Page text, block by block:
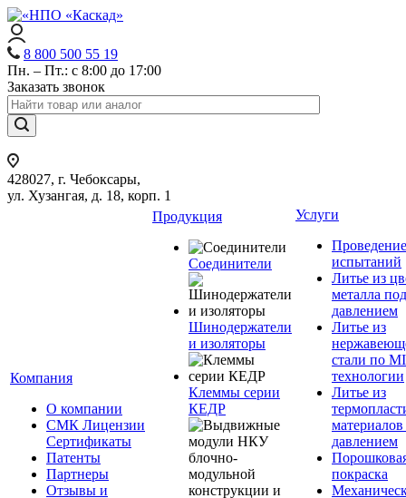
8 800 500 55 19
Пн. – Пт.: с 8:00 до 17:00
Заказать звонок
428027, г. Чебоксары,
ул. Хузангая, д. 18, корп. 1
Компания
О компании
СМК Лицензии
Сертификаты
Патенты
Партнеры
Отзывы и
Продукция
Соединители
Шинодержатели
и изоляторы
Клеммы серии
КЕДР
Услуги
Проведение
испытаний
Литье из
металла под
давлением
Литье из
стали по
технологии
Литье из
давлением
покраска